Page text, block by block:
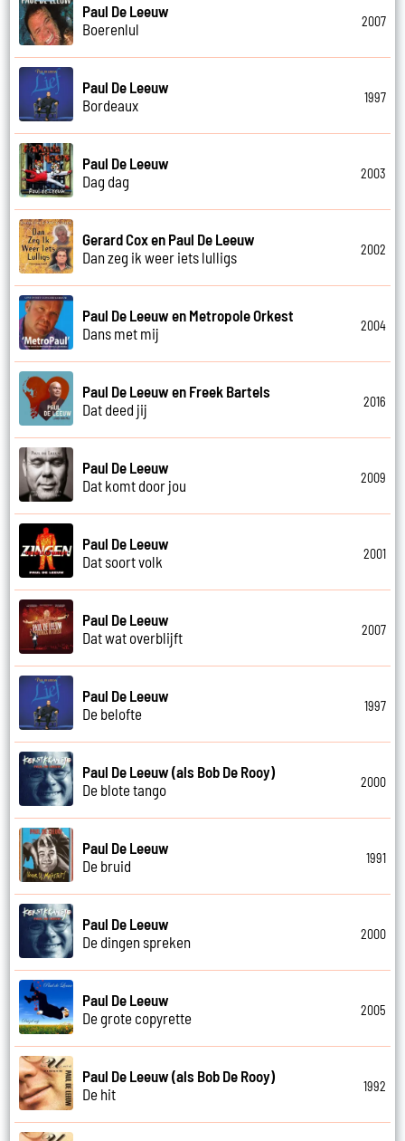
Paul De Leeuw
Boerenlul
2007
Paul De Leeuw
Bordeaux
1997
Paul De Leeuw
Dag dag
2003
Gerard Cox en Paul De Leeuw
Dan zeg ik weer iets lulligs
2002
Paul De Leeuw en Metropole Orkest
Dans met mij
2004
Paul De Leeuw en Freek Bartels
Dat deed jij
2016
Paul De Leeuw
Dat komt door jou
2009
Paul De Leeuw
Dat soort volk
2001
Paul De Leeuw
Dat wat overblijft
2007
Paul De Leeuw
De belofte
1997
Paul De Leeuw (als Bob De Rooy)
De blote tango
2000
Paul De Leeuw
De bruid
1991
Paul De Leeuw
De dingen spreken
2000
Paul De Leeuw
De grote copyrette
2005
Paul De Leeuw (als Bob De Rooy)
De hit
1992